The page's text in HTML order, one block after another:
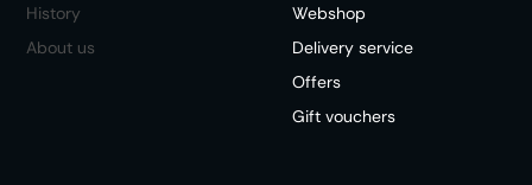
History
About us
Webshop
Delivery service
Offers
Gift vouchers